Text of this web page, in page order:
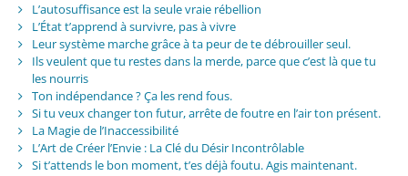
L’autosuffisance est la seule vraie rébellion
L’État t’apprend à survivre, pas à vivre
Leur système marche grâce à ta peur de te débrouiller seul.
Ils veulent que tu restes dans la merde, parce que c’est là que tu
les nourris
Ton indépendance ? Ça les rend fous.
Si tu veux changer ton futur, arrête de foutre en l’air ton présent.
La Magie de l’Inaccessibilité
L’Art de Créer l’Envie : La Clé du Désir Incontrôlable
Si t’attends le bon moment, t’es déjà foutu. Agis maintenant.